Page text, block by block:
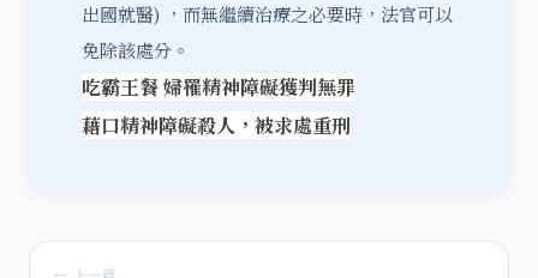
出國就醫) ，而無繼續治療之必要時，法官可以
免除該處分。
吃霸王餐 婦罹精神障礙獲判無罪
藉口精神障礙殺人，被求處重刑